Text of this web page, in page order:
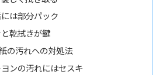
は部分パック
乾拭きが鍵
の汚れへの対処法
ンの汚れにはセスキ